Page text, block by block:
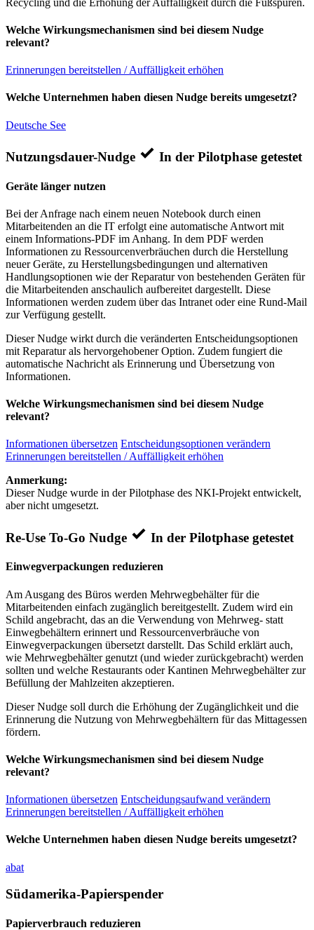
Welche Wirkungsmechanismen sind bei diesem Nudge
relevant?
Erinnerungen bereitstellen / Auffälligkeit erhöhen
Welche Unternehmen haben diesen Nudge bereits umgesetzt?
Deutsche See
Nutzungsdauer-Nudge In der Pilotphase getestet
Geräte länger nutzen
Bei der Anfrage nach einem neuen Notebook durch einen
Mitarbeitenden an die IT erfolgt eine automatische Antwort mit
einem Informations-PDF im Anhang. In dem PDF werden
Informationen zu Ressourcenverbräuchen durch die Herstellung
neuer Geräte, zu Herstellungsbedingungen und alternativen
Handlungsoptionen wie der Reparatur von bestehenden Geräten für
die Mitarbeitenden anschaulich aufbereitet dargestellt. Diese
Informationen werden zudem über das Intranet oder eine Rund-Mail
zur Verfügung gestellt.
Dieser Nudge wirkt durch die veränderten Entscheidungsoptionen
mit Reparatur als hervorgehobener Option. Zudem fungiert die
automatische Nachricht als Erinnerung und Übersetzung von
Informationen.
Welche Wirkungsmechanismen sind bei diesem Nudge
relevant?
Informationen übersetzen Entscheidungsoptionen verändern
Erinnerungen bereitstellen / Auffälligkeit erhöhen
Anmerkung:
Dieser Nudge wurde in der Pilotphase des NKI-Projekt entwickelt,
aber nicht umgesetzt.
Re-Use To-Go Nudge In der Pilotphase getestet
Einwegverpackungen reduzieren
Am Ausgang des Büros werden Mehrwegbehälter für die
Mitarbeitenden einfach zugänglich bereitgestellt. Zudem wird ein
Schild angebracht, das an die Verwendung von Mehrweg- statt
Einwegbehältern erinnert und Ressourcenverbräuche von
Einwegverpackungen übersetzt darstellt. Das Schild erklärt auch,
wie Mehrwegbehälter genutzt (und wieder zurückgebracht) werden
sollten und welche Restaurants oder Kantinen Mehrwegbehälter zur
Befüllung der Mahlzeiten akzeptieren.
Dieser Nudge soll durch die Erhöhung der Zugänglichkeit und die
Erinnerung die Nutzung von Mehrwegbehältern für das Mittagessen
fördern.
Welche Wirkungsmechanismen sind bei diesem Nudge
relevant?
Informationen übersetzen Entscheidungsaufwand verändern
Erinnerungen bereitstellen / Auffälligkeit erhöhen
Welche Unternehmen haben diesen Nudge bereits umgesetzt?
abat
Südamerika-Papierspender
Papierverbrauch reduzieren